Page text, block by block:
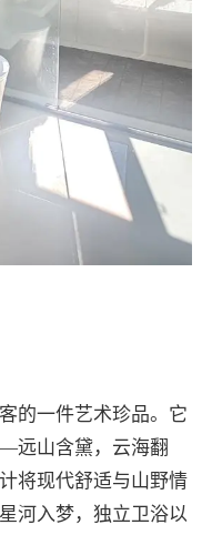
的一件艺术珍品。它
远山含黛，云海翻
将现代舒适与山野情
河入梦，独立卫浴以